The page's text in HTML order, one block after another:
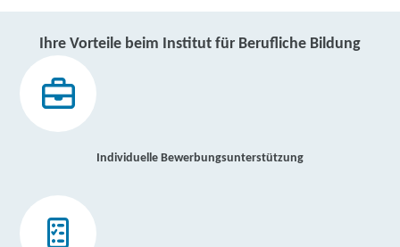
Ihre Vorteile beim Institut für Berufliche Bildung
Individuelle Bewerbungsunterstützung